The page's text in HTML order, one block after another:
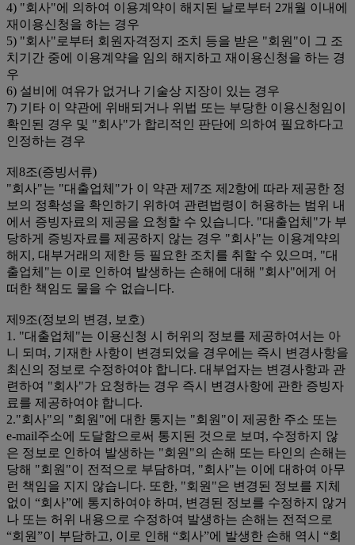
4) "회사"에 의하여 이용계약이 해지된 날로부터 2개월 이내에
재이용신청을 하는 경우
5) "회사"로부터 회원자격정지 조치 등을 받은 "회원"이 그 조
치기간 중에 이용계약을 임의 해지하고 재이용신청을 하는 경
우
6) 설비에 여유가 없거나 기술상 지장이 있는 경우
7) 기타 이 약관에 위배되거나 위법 또는 부당한 이용신청임이
확인된 경우 및 "회사"가 합리적인 판단에 의하여 필요하다고
인정하는 경우
제8조(증빙서류)
"회사"는 "대출업체"가 이 약관 제7조 제2항에 따라 제공한 정
보의 정확성을 확인하기 위하여 관련법령이 허용하는 범위 내
에서 증빙자료의 제공을 요청할 수 있습니다. "대출업체"가 부
당하게 증빙자료를 제공하지 않는 경우 "회사"는 이용계약의
해지, 대부거래의 제한 등 필요한 조치를 취할 수 있으며, "대
출업체"는 이로 인하여 발생하는 손해에 대해 "회사"에게 어
떠한 책임도 물을 수 없습니다.
제9조(정보의 변경, 보호)
1. "대출업체"는 이용신청 시 허위의 정보를 제공하여서는 아
니 되며, 기재한 사항이 변경되었을 경우에는 즉시 변경사항을
최신의 정보로 수정하여야 합니다. 대부업자는 변경사항과 관
련하여 "회사"가 요청하는 경우 즉시 변경사항에 관한 증빙자
료를 제공하여야 합니다.
2."회사"의 "회원"에 대한 통지는 "회원"이 제공한 주소 또는
e-mail주소에 도달함으로써 통지된 것으로 보며, 수정하지 않
은 정보로 인하여 발생하는 "회원"의 손해 또는 타인의 손해는
당해 "회원"이 전적으로 부담하며, "회사"는 이에 대하여 아무
런 책임을 지지 않습니다. 또한, "회원"은 변경된 정보를 지체
없이 “회사”에 통지하여야 하며, 변경된 정보를 수정하지 않거
나 또는 허위 내용으로 수정하여 발생하는 손해는 전적으로
“회원”이 부담하고, 이로 인해 “회사”에 발생한 손해 역시 “회